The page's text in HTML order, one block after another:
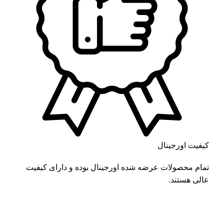
کیفیت اورجینال
تمام محصولات عرضه شده اورجینال بوده و دارای کیفیت
عالی هستند.